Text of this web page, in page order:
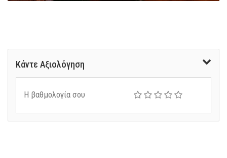
Κάντε Αξιολόγηση
Η βαθμολογία σου